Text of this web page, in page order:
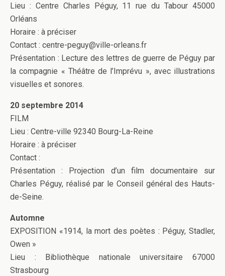
Lieu : Centre Charles Péguy, 11 rue du Tabour 45000
Orléans
Horaire : à préciser
Contact : centre-peguy@ville-orleans.fr
Présentation : Lecture des lettres de guerre de Péguy par
la compagnie « Théâtre de l’Imprévu », avec illustrations
visuelles et sonores.
20 septembre 2014
FILM
Lieu : Centre-ville 92340 Bourg-La-Reine
Horaire : à préciser
Contact :
Présentation : Projection d’un film documentaire sur
Charles Péguy, réalisé par le Conseil général des Hauts-
de-Seine.
Automne
EXPOSITION «1914, la mort des poètes : Péguy, Stadler,
Owen »
Lieu : Bibliothèque nationale universitaire 67000
Strasbourg